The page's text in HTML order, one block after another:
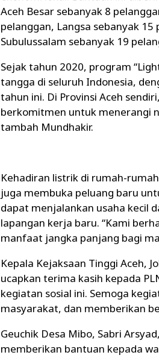
Aceh Besar sebanyak 8
pelanggan, Langsa sebanyak
Subulussalam sebanyak 19
Sejak tahun 2020, program
tangga di seluruh Indonesia,
tahun ini. Di Provinsi Aceh
berkomitmen untuk menerangi
tambah Mundhakir.
Kehadiran listrik di rumah-
juga membuka peluang baru
dapat menjalankan usaha kecil
lapangan kerja baru. “Kami
manfaat jangka panjang bagi
Kepala Kejaksaan Tinggi Aceh,
ucapkan terima kasih kepada
kegiatan sosial ini. Semoga
masyarakat, dan memberikan
Geuchik Desa Mibo, Sabri
memberikan bantuan kepada